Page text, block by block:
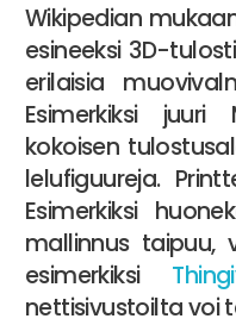
Wikipedian
esineeksi 3D-
erilaisia
Esimerkiksi
kokoisen
lelufiguureja.
Esimerkiksi
mallinnus
esimerkiksi
nettisivustoilta voi